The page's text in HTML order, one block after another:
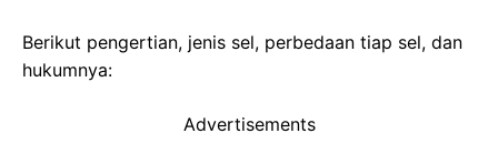
Berikut pengertian, jenis sel, perbedaan tiap sel, dan
hukumnya:
Advertisements